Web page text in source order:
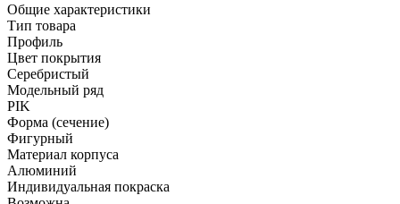
Общие характеристики
Тип товара
Профиль
Цвет покрытия
Серебристый
Модельный ряд
PIK
Форма (сечение)
Фигурный
Материал корпуса
Алюминий
Индивидуальная покраска